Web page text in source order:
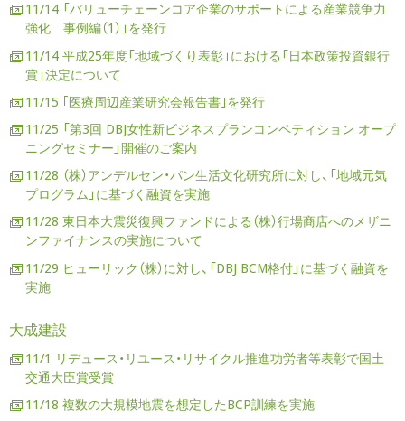
11/14 「バリューチェーンコア企業のサポートによる産業競争力
強化 事例編（1）」を発行
11/14 平成25年度「地域づくり表彰」における「日本政策投資銀行
賞」決定について
11/15 ｢医療周辺産業研究会報告書｣を発行
11/25 「第3回 DBJ女性新ビジネスプランコンペティション オープ
ニングセミナー」開催のご案内
11/28 （株）アンデルセン・パン生活文化研究所に対し、「地域元気
プログラム」に基づく融資を実施
11/28 東日本大震災復興ファンドによる（株）行場商店へのメザニ
ンファイナンスの実施について
11/29 ヒューリック（株）に対し、「DBJ BCM格付」に基づく融資を
実施
大成建設
11/1 リデュース・リユース・リサイクル推進功労者等表彰で国土
交通大臣賞受賞
11/18 複数の大規模地震を想定したBCP訓練を実施